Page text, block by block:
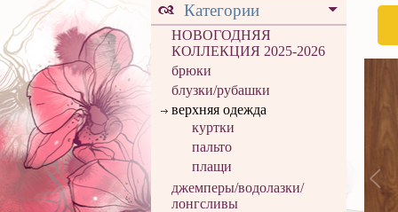
Категории
НОВОГОДНЯЯ
КОЛЛЕКЦИЯ 2025-2026
брюки
блузки/рубашки
верхняя одежда
куртки
пальто
плащи
джемперы/водолазки/
лонгсливы